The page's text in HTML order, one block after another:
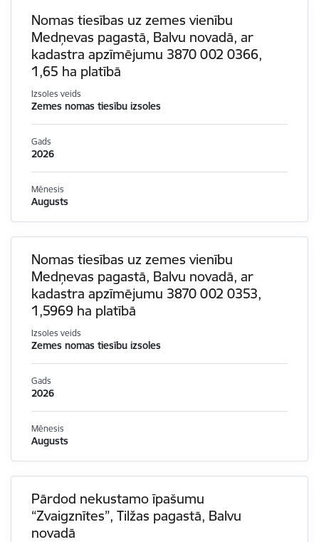
Nomas tiesības uz zemes vienību
Medņevas pagastā, Balvu novadā, ar
kadastra apzīmējumu 3870 002 0366,
1,65 ha platībā
Izsoles veids
Zemes nomas tiesību izsoles
Gads
2026
Mēnesis
Augusts
Nomas tiesības uz zemes vienību
Medņevas pagastā, Balvu novadā, ar
kadastra apzīmējumu 3870 002 0353,
1,5969 ha platībā
Izsoles veids
Zemes nomas tiesību izsoles
Gads
2026
Mēnesis
Augusts
Pārdod nekustamo īpašumu
“Zvaigznītes”, Tilžas pagastā, Balvu
novadā